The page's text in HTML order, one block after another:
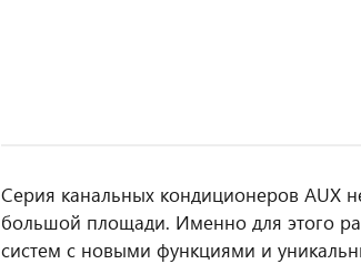
Серия канальных кондиционеров AUX
большой площади. Именно для этого
систем с новыми функциями и